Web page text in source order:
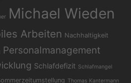
Michael Wieden
Arbeiten Nachhaltigkeit
Personalmanagement
Schlafdefizit Schlafmangel
Thomas Kantermann